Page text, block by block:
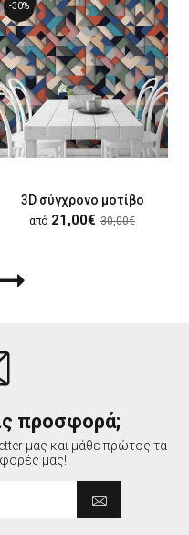
-30%
3D σύγχρονο μοτίβο
από 21,00€ 30,00€
προσφορά;
μας και μάθε πρώτος τα
μας!